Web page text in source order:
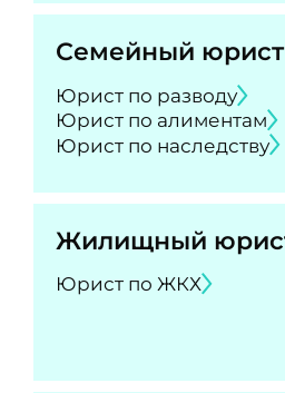
Семейный юрист
Юрист по разводу
Юрист по алиментам
Юрист по наследству
Жилищный
Юрист по ЖКХ